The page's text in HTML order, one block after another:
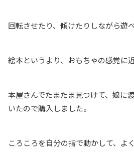
回転させたり、傾けたりしながら遊
絵本というより、おもちゃの感覚に
本屋さんでたまたま見つけて、娘に
いたので購入しました。
ころころを自分の指で動かして、よ